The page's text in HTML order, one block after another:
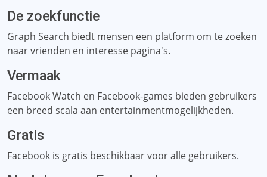
De zoekfunctie
Graph Search biedt mensen een platform om te zoeken
naar vrienden en interesse pagina's.
Vermaak
Facebook Watch en Facebook-games bieden gebruikers
een breed scala aan entertainmentmogelijkheden.
Gratis
Facebook is gratis beschikbaar voor alle gebruikers.